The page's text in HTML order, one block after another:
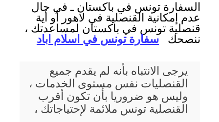
السفارة تونس في باكستان ـ في حال
عدم إمكانية القنصلية في لاهور أو أية
قنصلية تونس في باكستان لمساعدتك ،
ننصحكسفارة تونس في اسلام اباد
يرجى الانتباه بأنه لم يقدم جميع
القنصليات نفس مستوى الخدمات ،
وليس هو ضروريا بأن تكون أقرب
القنصلية تونس ملائمة لإحتياجاتك ،